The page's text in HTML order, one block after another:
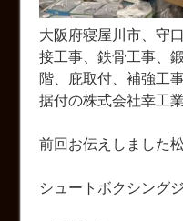
大阪府寝屋川市、守
接工事、鉄骨工事、
階、庇取付、補強工
据付の株式会社幸工業
前回お伝えしました
シュートボクシン